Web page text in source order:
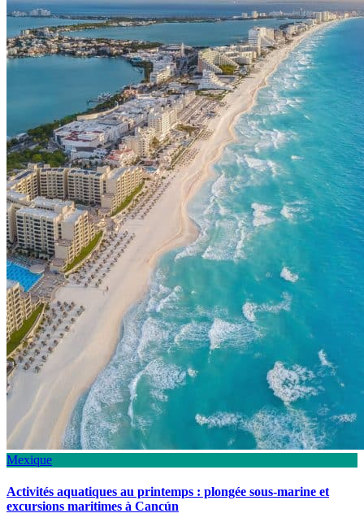
Mexique
Activités aquatiques au printemps : plongée sous-marine et
excursions maritimes à Cancún